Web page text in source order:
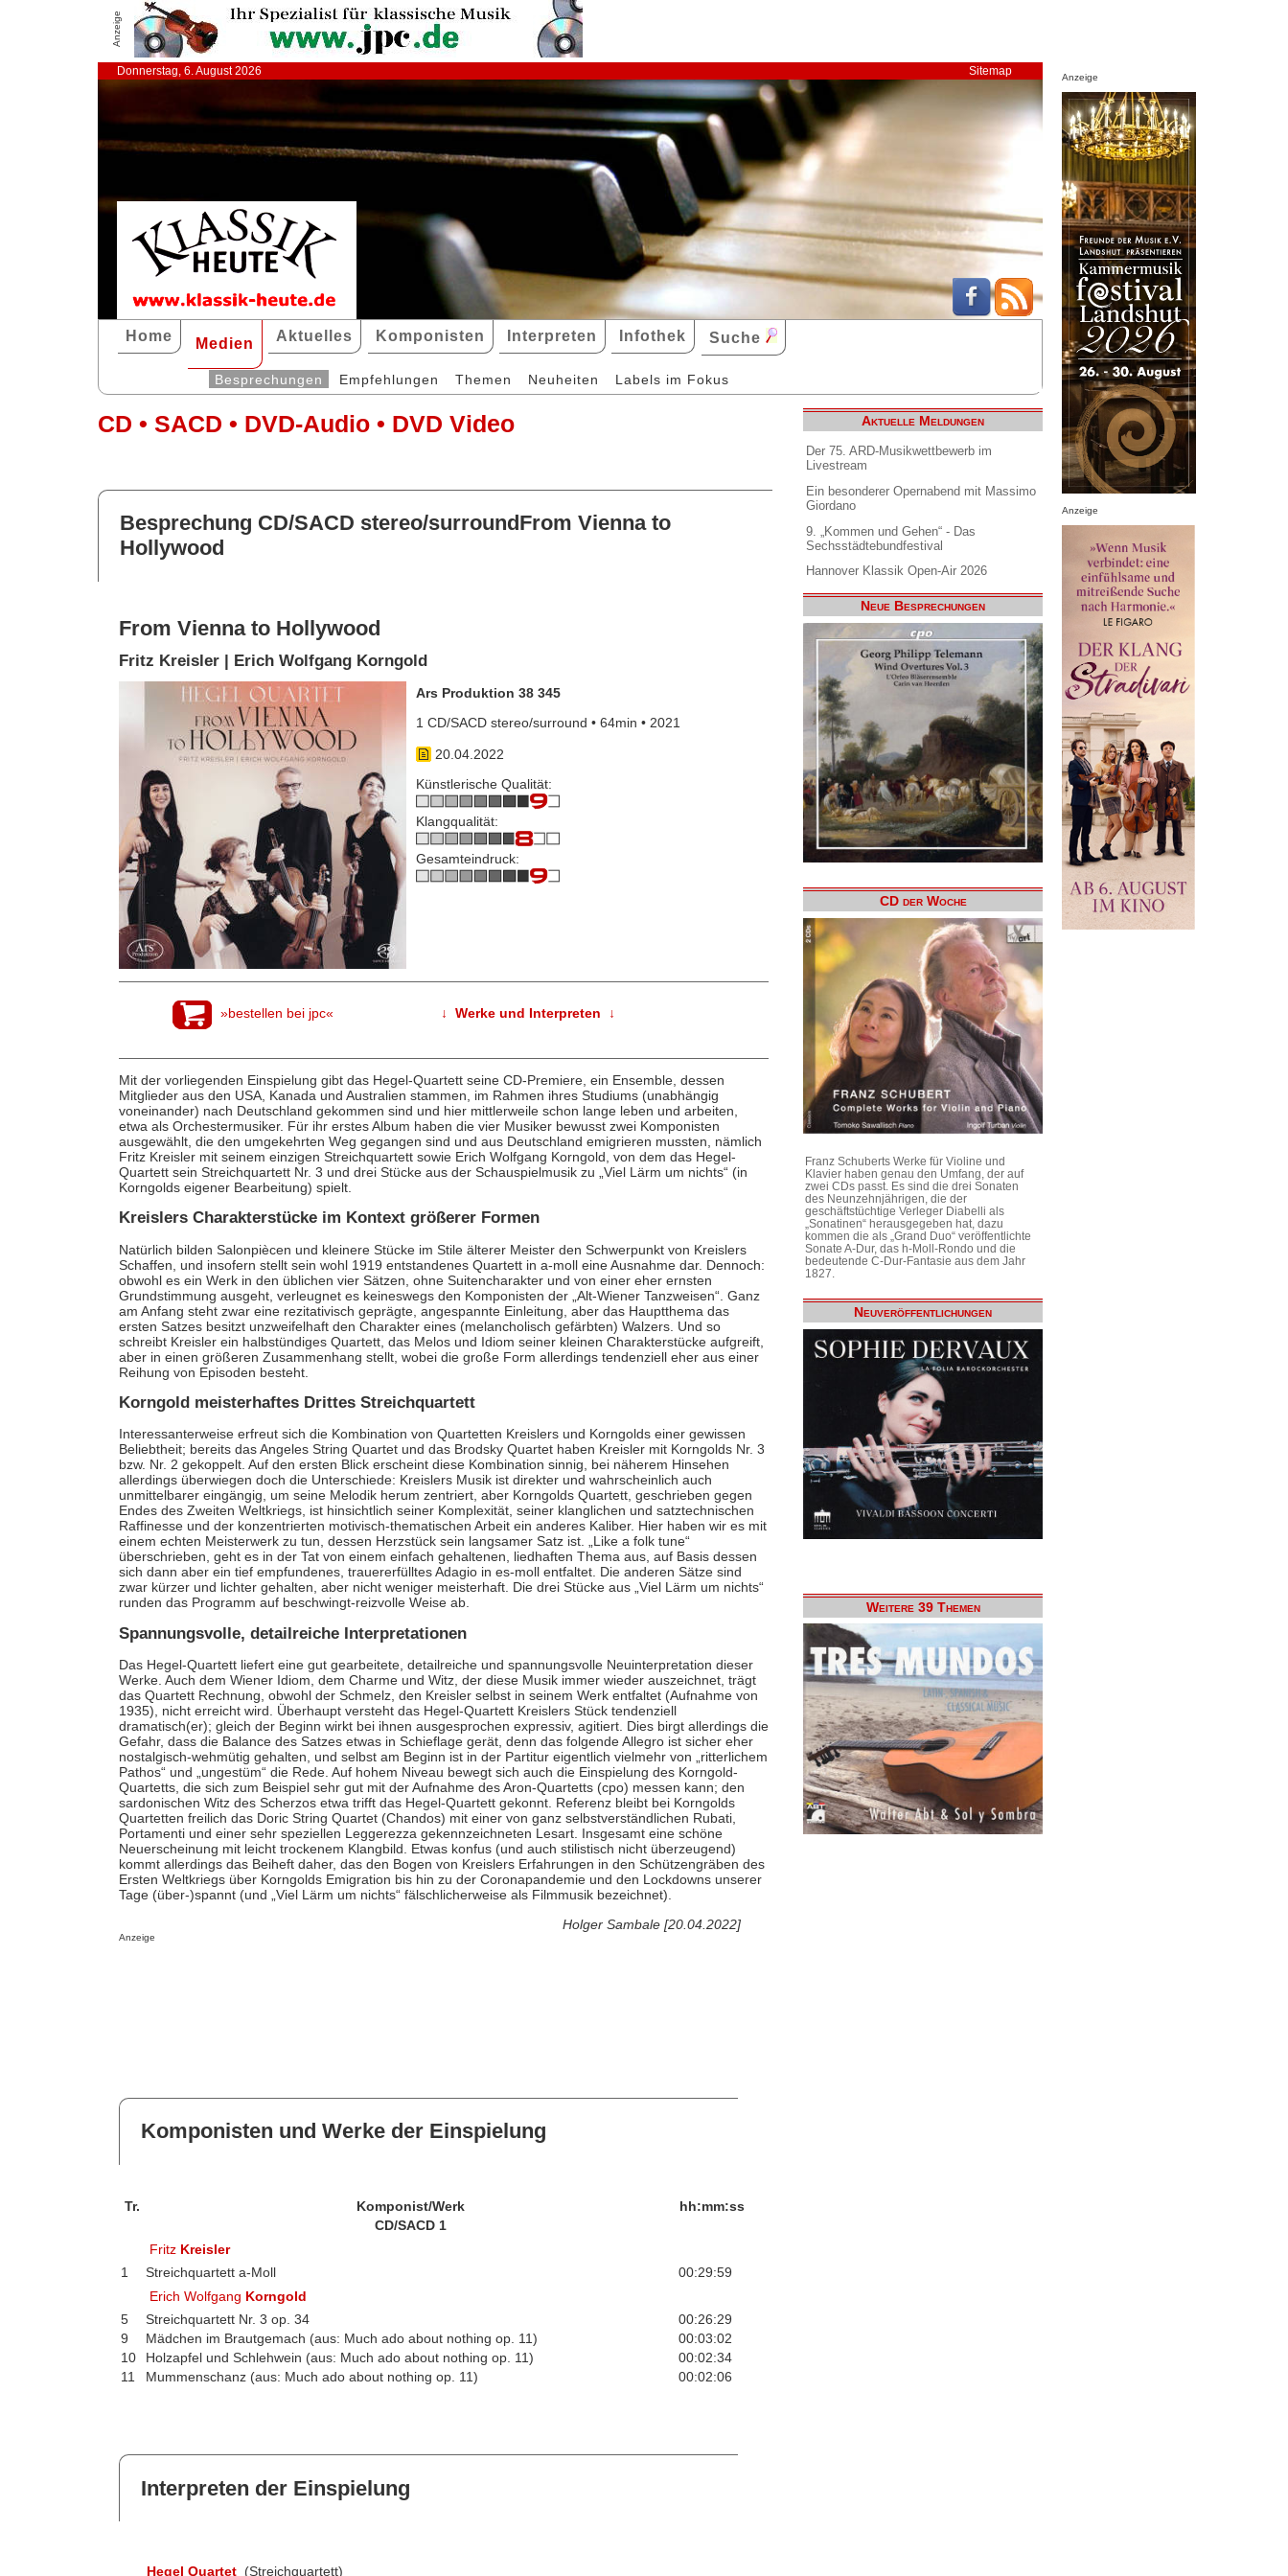
Anzeige
Donnerstag, 6. August 2026 Sitemap
Home Medien Aktuelles Komponisten Interpreten Infothek Suche
Besprechungen Empfehlungen Themen Neuheiten Labels im Fokus
CD • SACD • DVD-Audio • DVD Video
Besprechung CD/SACD stereo/surroundFrom Vienna to
Hollywood
From Vienna to Hollywood
Fritz Kreisler | Erich Wolfgang Korngold
Ars Produktion 38 345
1 CD/SACD stereo/surround • 64min • 2021
20.04.2022
Künstlerische Qualität:
Klangqualität:
Gesamteindruck:
»bestellen bei jpc« ↓ Werke und Interpreten ↓
Mit der vorliegenden Einspielung gibt das Hegel-Quartett seine CD-Premiere, ein Ensemble, dessen
Mitglieder aus den USA, Kanada und Australien stammen, im Rahmen ihres Studiums (unabhängig
voneinander) nach Deutschland gekommen sind und hier mittlerweile schon lange leben und arbeiten,
etwa als Orchestermusiker. Für ihr erstes Album haben die vier Musiker bewusst zwei Komponisten
ausgewählt, die den umgekehrten Weg gegangen sind und aus Deutschland emigrieren mussten, nämlich
Fritz Kreisler mit seinem einzigen Streichquartett sowie Erich Wolfgang Korngold, von dem das Hegel-
Quartett sein Streichquartett Nr. 3 und drei Stücke aus der Schauspielmusik zu „Viel Lärm um nichts“ (in
Korngolds eigener Bearbeitung) spielt.
Kreislers Charakterstücke im Kontext größerer Formen
Natürlich bilden Salonpiècen und kleinere Stücke im Stile älterer Meister den Schwerpunkt von Kreislers
Schaffen, und insofern stellt sein wohl 1919 entstandenes Quartett in a-moll eine Ausnahme dar. Dennoch:
obwohl es ein Werk in den üblichen vier Sätzen, ohne Suitencharakter und von einer eher ernsten
Grundstimmung ausgeht, verleugnet es keineswegs den Komponisten der „Alt-Wiener Tanzweisen“. Ganz
am Anfang steht zwar eine rezitativisch geprägte, angespannte Einleitung, aber das Hauptthema das
ersten Satzes besitzt unzweifelhaft den Charakter eines (melancholisch gefärbten) Walzers. Und so
schreibt Kreisler ein halbstündiges Quartett, das Melos und Idiom seiner kleinen Charakterstücke aufgreift,
aber in einen größeren Zusammenhang stellt, wobei die große Form allerdings tendenziell eher aus einer
Reihung von Episoden besteht.
Korngold meisterhaftes Drittes Streichquartett
Interessanterweise erfreut sich die Kombination von Quartetten Kreislers und Korngolds einer gewissen
Beliebtheit; bereits das Angeles String Quartet und das Brodsky Quartet haben Kreisler mit Korngolds Nr. 3
bzw. Nr. 2 gekoppelt. Auf den ersten Blick erscheint diese Kombination sinnig, bei näherem Hinsehen
allerdings überwiegen doch die Unterschiede: Kreislers Musik ist direkter und wahrscheinlich auch
unmittelbarer eingängig, um seine Melodik herum zentriert, aber Korngolds Quartett, geschrieben gegen
Endes des Zweiten Weltkriegs, ist hinsichtlich seiner Komplexität, seiner klanglichen und satztechnischen
Raffinesse und der konzentrierten motivisch-thematischen Arbeit ein anderes Kaliber. Hier haben wir es mit
einem echten Meisterwerk zu tun, dessen Herzstück sein langsamer Satz ist. „Like a folk tune“
überschrieben, geht es in der Tat von einem einfach gehaltenen, liedhaften Thema aus, auf Basis dessen
sich dann aber ein tief empfundenes, trauererfülltes Adagio in es-moll entfaltet. Die anderen Sätze sind
zwar kürzer und lichter gehalten, aber nicht weniger meisterhaft. Die drei Stücke aus „Viel Lärm um nichts“
runden das Programm auf beschwingt-reizvolle Weise ab.
Spannungsvolle, detailreiche Interpretationen
Das Hegel-Quartett liefert eine gut gearbeitete, detailreiche und spannungsvolle Neuinterpretation dieser
Werke. Auch dem Wiener Idiom, dem Charme und Witz, der diese Musik immer wieder auszeichnet, trägt
das Quartett Rechnung, obwohl der Schmelz, den Kreisler selbst in seinem Werk entfaltet (Aufnahme von
1935), nicht erreicht wird. Überhaupt versteht das Hegel-Quartett Kreislers Stück tendenziell
dramatisch(er); gleich der Beginn wirkt bei ihnen ausgesprochen expressiv, agitiert. Dies birgt allerdings die
Gefahr, dass die Balance des Satzes etwas in Schieflage gerät, denn das folgende Allegro ist sicher eher
nostalgisch-wehmütig gehalten, und selbst am Beginn ist in der Partitur eigentlich vielmehr von „ritterlichem
Pathos“ und „ungestüm“ die Rede. Auf hohem Niveau bewegt sich auch die Einspielung des Korngold-
Quartetts, die sich zum Beispiel sehr gut mit der Aufnahme des Aron-Quartetts (cpo) messen kann; den
sardonischen Witz des Scherzos etwa trifft das Hegel-Quartett gekonnt. Referenz bleibt bei Korngolds
Quartetten freilich das Doric String Quartet (Chandos) mit einer von ganz selbstverständlichen Rubati,
Portamenti und einer sehr speziellen Leggerezza gekennzeichneten Lesart. Insgesamt eine schöne
Neuerscheinung mit leicht trockenem Klangbild. Etwas konfus (und auch stilistisch nicht überzeugend)
kommt allerdings das Beiheft daher, das den Bogen von Kreislers Erfahrungen in den Schützengräben des
Ersten Weltkriegs über Korngolds Emigration bis hin zu der Coronapandemie und den Lockdowns unserer
Tage (über-)spannt (und „Viel Lärm um nichts“ fälschlicherweise als Filmmusik bezeichnet).
Holger Sambale [20.04.2022]
Anzeige
Komponisten und Werke der Einspielung
Tr. Komponist/Werk
hh:mm:ss
CD/SACD 1
Fritz Kreisler
1
Streichquartett a-Moll
00:29:59
Erich Wolfgang Korngold
5
Streichquartett Nr. 3 op. 34
00:26:29
9
Mädchen im Brautgemach (aus: Much ado about nothing op. 11)
00:03:02
10
Holzapfel und Schlehwein (aus: Much ado about nothing op. 11)
00:02:34
11
Mummenschanz (aus: Much ado about nothing op. 11) 00:02:06
Interpreten der Einspielung
Hegel Quartet (Streichquartett)
Aktuelle Meldungen
Der 75. ARD-Musikwettbewerb im
Livestream
Ein besonderer Opernabend mit Massimo
Giordano
9. „Kommen und Gehen“ - Das
Sechsstädtebundfestival
Hannover Klassik Open-Air 2026
Neue Besprechungen
CD der Woche
Franz Schuberts Werke für Violine und
Klavier haben genau den Umfang, der auf
zwei CDs passt. Es sind die drei Sonaten
des Neunzehnjährigen, die der
geschäftstüchtige Verleger Diabelli als
„Sonatinen“ herausgegeben hat, dazu
kommen die als „Grand Duo“ veröffentlichte
Sonate A-Dur, das h-Moll-Rondo und die
bedeutende C-Dur-Fantasie aus dem Jahr
1827.
Neuveröffentlichungen
Weitere 39 Themen
Anzeige
Anzeige